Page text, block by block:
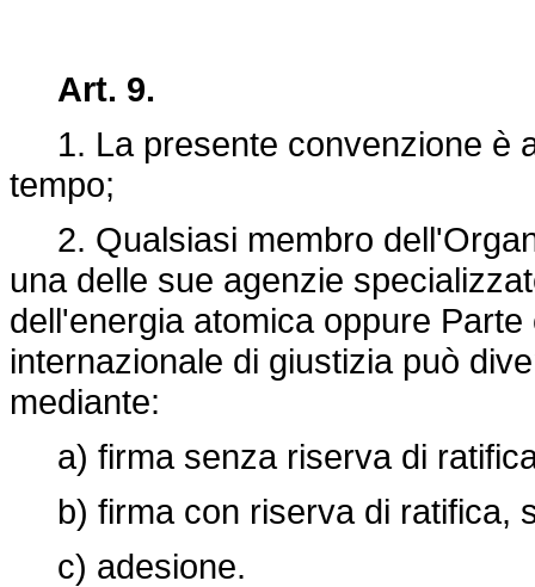
Art. 9.
1. La presente convenzione è
tempo;
2. Qualsiasi membro
una delle sue agenzie
dell'energia atomica oppure
internazionale di giustizia può
mediante:
a) firma senza riserva di
b) firma con riserva di ratifica,
c) adesione.